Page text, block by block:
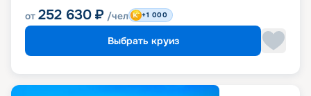
от 252 630 ₽ /чел +1 000
Выбрать круиз